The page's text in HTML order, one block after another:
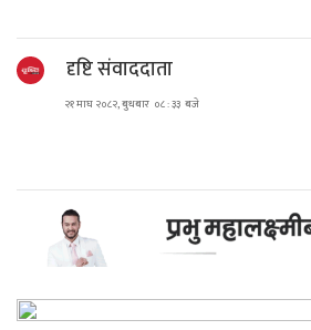
दृष्टि संवाददाता
२१ माघ २०८२, बुधबार ०८ : ३३ बजे